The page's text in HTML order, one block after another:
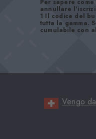
Per sapere
annullare
1 Il codice del
tutta la gamma.
cumulabile con
Vengo